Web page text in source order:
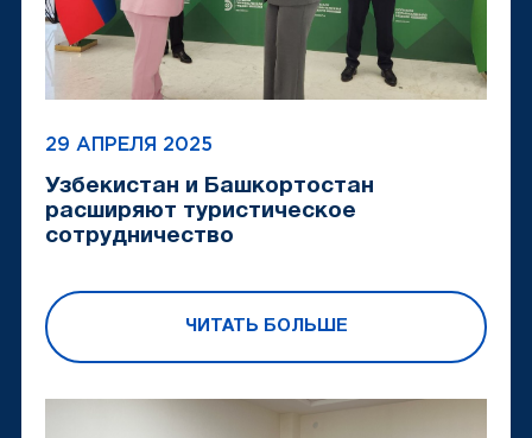
29 АПРЕЛЯ 2025
Узбекистан и Башкортостан
расширяют туристическое
сотрудничество
ЧИТАТЬ БОЛЬШЕ